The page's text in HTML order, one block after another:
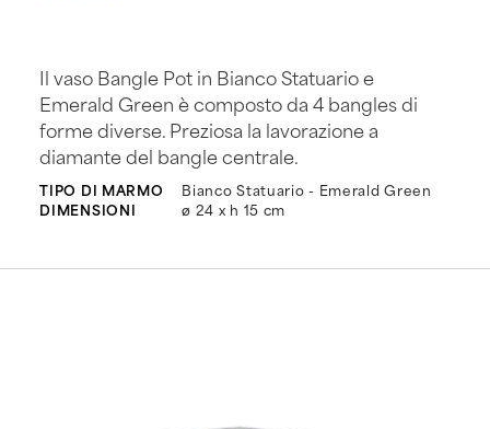
Il vaso Bangle Pot in Bianco Statuario e
Emerald Green è composto da 4 bangles di
forme diverse. Preziosa la lavorazione a
diamante del bangle centrale.
TIPO DI MARMO
Bianco Statuario - Emerald Green
DIMENSIONI
ø 24 x h 15 cm